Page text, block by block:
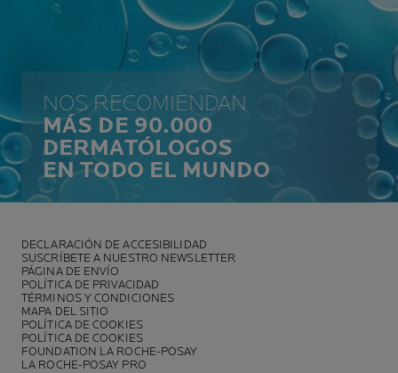
NOS RECOMIENDAN
MÁS DE 90.000
DERMATÓLOGOS
EN TODO EL MUNDO
DECLARACIÓN DE ACCESIBILIDAD
SUSCRÍBETE A NUESTRO NEWSLETTER
PÁGINA DE ENVÍO
POLÍTICA DE PRIVACIDAD
TÉRMINOS Y CONDICIONES
MAPA DEL SITIO
POLÍTICA DE COOKIES
POLÍTICA DE COOKIES
FOUNDATION LA ROCHE-POSAY
LA ROCHE-POSAY PRO